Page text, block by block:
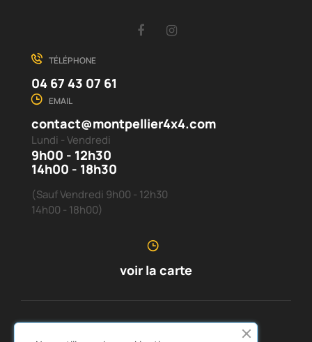
Facebook
TÉLÉPHONE
04 67 43 07 61
EMAIL
contact@montpellier4x4.com
Lundi - Vendredi
9h00 - 12h30
14h00 - 18h30
(Sauf Vendredi 9h00 - 12h30
14h00 - 18h00)
voir la carte
